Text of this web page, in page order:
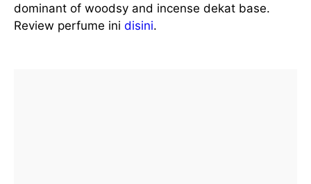
dominant of woodsy and incense dekat base.
Review perfume ini disini.